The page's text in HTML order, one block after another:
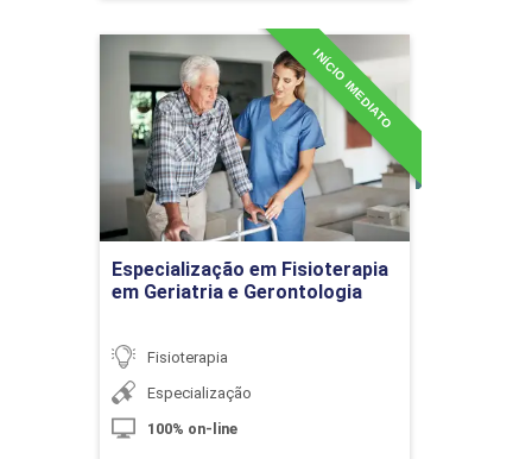
Fisioterapia Aplicada nas Disfunções
Sexuais Femininas
10h
Genitais
Especialização em Fisioterapia
em Geriatria e Gerontologia
INÍCIO IMEDIATO
Fisioterapia
Especialização
100% on-line
Especialização em
Fisioterapia em Geriatria e
Gerontologia
Detalhes do curso